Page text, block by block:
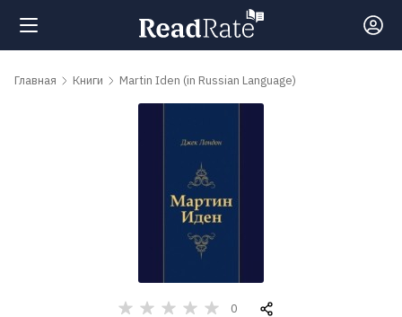
Поиск
Главная Книги Martin Iden (in Russian Language)
0